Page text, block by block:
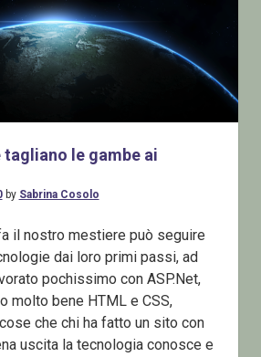
tagliano le gambe ai
by Sabrina Cosolo
il nostro mestiere può seguire
dai loro primi passi, ad
pochissimo con ASP.Net,
molto bene HTML e CSS,
che chi ha fatto un sito con
uscita la tecnologia conosce e